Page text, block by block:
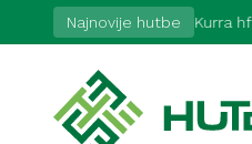
Najnovije hutbe Kurra